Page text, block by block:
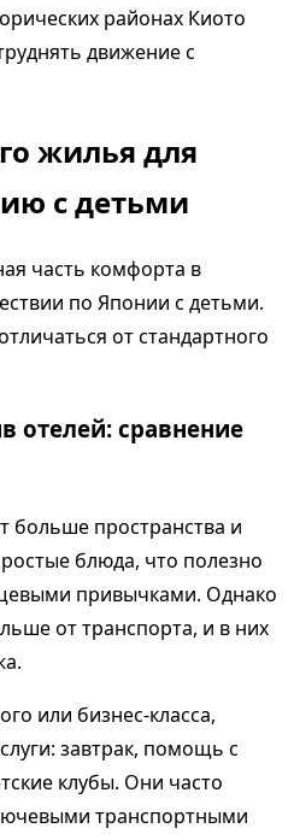
районах Киото
движение с
жилья для
с детьми
часть комфорта в
по Японии с детьми.
от стандартного
отелей: сравнение
больше пространства и
блюда, что полезно
привычками. Однако
от транспорта, и в них
или бизнес-класса,
завтрак, помощь с
клубы. Они часто
транспортными